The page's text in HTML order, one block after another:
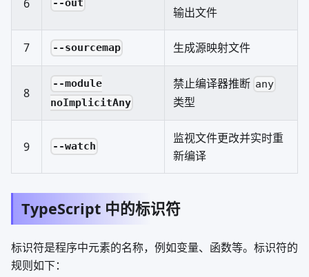
6 --out
输出文件
7 --sourcemap 生成源映射文件
8
--module
noImplicitAny
禁止编译器推断 any
类型
9 --watch
监视文件更改并实时重
新编译
TypeScript 中的标识符
标识符是程序中元素的名称，例如变量、函数等。标识符的
规则如下：